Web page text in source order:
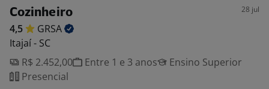
Cozinheiro 28 jul
4,5
GRSA
Itajaí - SC
R$ 2.452,00
Entre 1 e 3 anos
Ensino Superior
Presencial